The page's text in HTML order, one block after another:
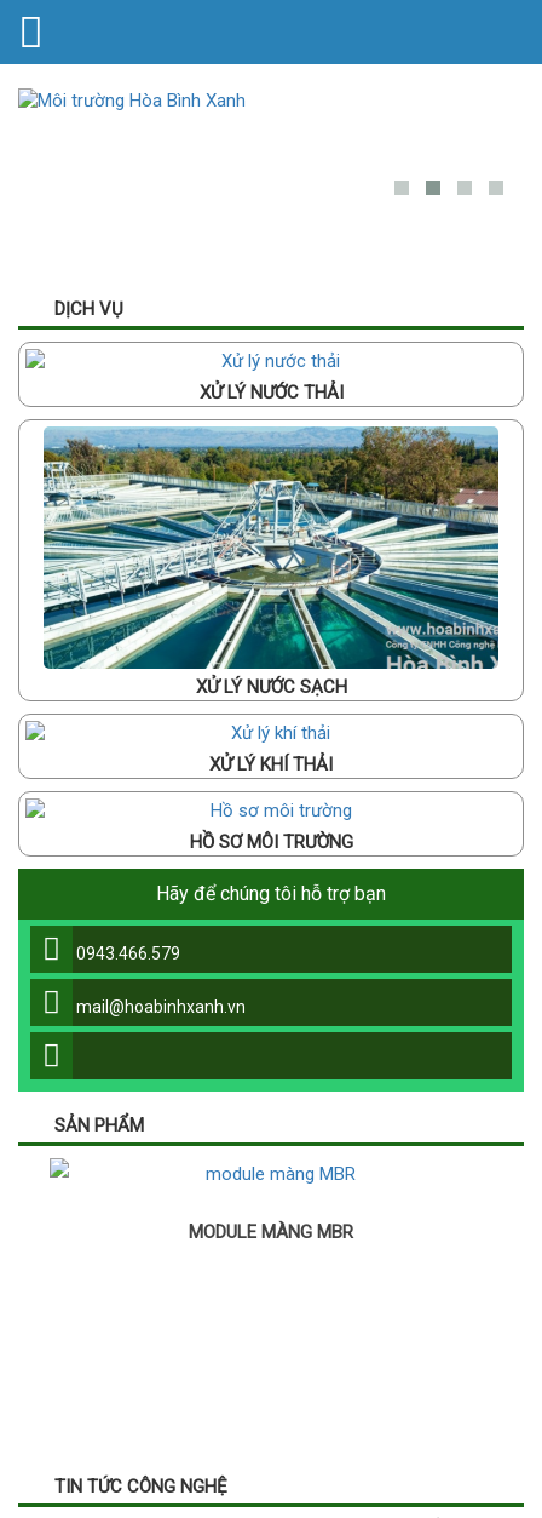
DỊCH VỤ
XỬ LÝ NƯỚC THẢI
XỬ LÝ NƯỚC SẠCH
XỬ LÝ KHÍ THẢI
HỒ SƠ MÔI TRƯỜNG
Hãy để chúng tôi hỗ trợ bạn
0943.466.579
mail@hoabinhxanh.vn
SẢN PHẨM
MODULE MÀNG MBR
TIN TỨC CÔNG NGHỆ